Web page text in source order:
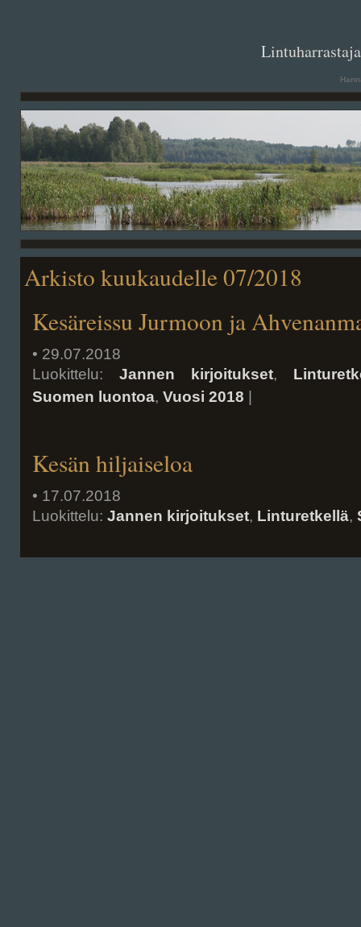
Arkisto kuukaudelle 07/2018
Kesäreissu Jurmoon ja
• 29.07.2018
Luokittelu: Jannen kirjoitukset,
Suomen luontoa, Vuosi 2018
Kesän hiljaiseloa
• 17.07.2018
Luokittelu: Jannen kirjoitukset, Linturetkellä,